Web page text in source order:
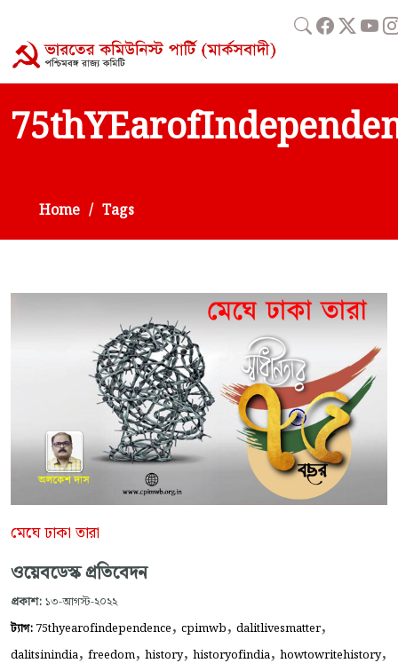
Home Tags
মেঘে ঢাকা তারা
ওয়েবডেস্ক প্রতিবেদন
প্রকাশ: ১৩-আগস্ট-২০২২
ট্যাগ: 75thyearofindependence, cpimwb, dalitlivesmatter,
dalitsinindia, freedom, history, historyofindia, howtowritehistory,